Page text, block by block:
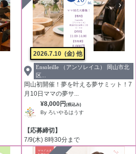
2026.7.10 (金) 他
Ensoleille （アンソレイユ） 岡山市北
区...
岡山初開催！夢を叶える夢サミット！7
月10日ママの夢サ...
¥8,000円 (税込み)
By ろいやるはうす
【応募締切】
7/9(木) 8時30分まで